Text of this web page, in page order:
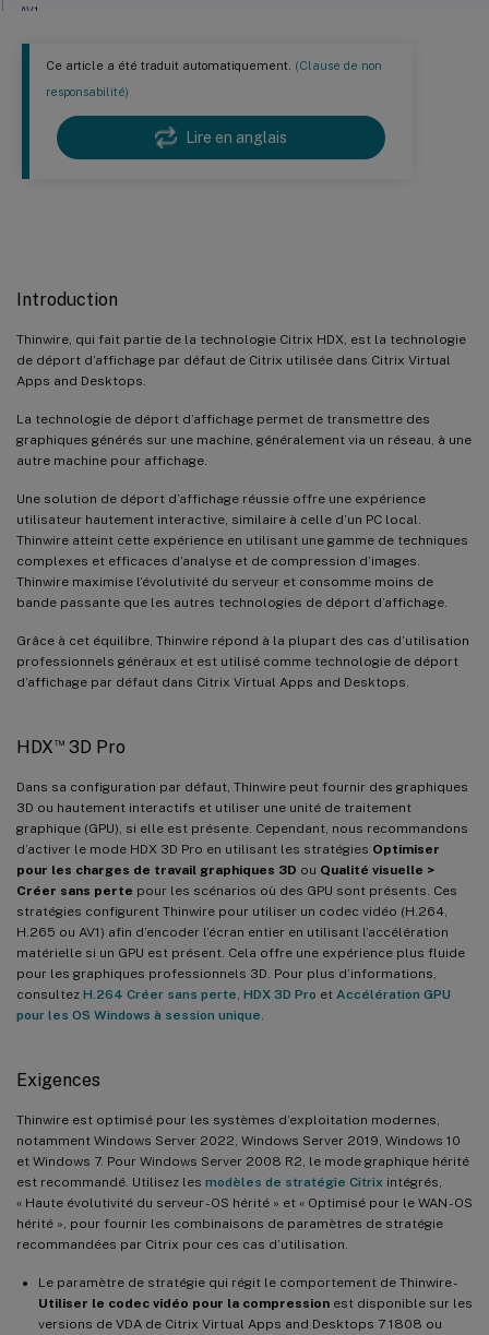
Ce article a été traduit automatiquement. (Clause de non
responsabilité)
Lire en anglais
Introduction
Thinwire, qui fait partie de la technologie Citrix HDX, est la technologie
de déport d’affichage par défaut de Citrix utilisée dans Citrix Virtual
Apps and Desktops.
La technologie de déport d’affichage permet de transmettre des
graphiques générés sur une machine, généralement via un réseau, à une
autre machine pour affichage.
Une solution de déport d’affichage réussie offre une expérience
utilisateur hautement interactive, similaire à celle d’un PC local.
Thinwire atteint cette expérience en utilisant une gamme de techniques
complexes et efficaces d’analyse et de compression d’images.
Thinwire maximise l’évolutivité du serveur et consomme moins de
bande passante que les autres technologies de déport d’affichage.
Grâce à cet équilibre, Thinwire répond à la plupart des cas d’utilisation
professionnels généraux et est utilisé comme technologie de déport
d’affichage par défaut dans Citrix Virtual Apps and Desktops.
HDX™3D Pro
Dans sa configuration par défaut, Thinwire peut fournir des graphiques
3D ou hautement interactifs et utiliser une unité de traitement
graphique (GPU), si elle est présente. Cependant, nous recommandons
d’activer le mode HDX 3D Pro en utilisant les stratégies Optimiser
pour les charges de travail graphiques 3D ou Qualité visuelle >
Créer sans perte pour les scénarios où des GPU sont présents. Ces
stratégies configurent Thinwire pour utiliser un codec vidéo (H.264,
H.265 ou AV1) afin d’encoder l’écran entier en utilisant l’accélération
matérielle si un GPU est présent. Cela offre une expérience plus fluide
pour les graphiques professionnels 3D. Pour plus d’informations,
consultez H.264 Créer sans perte HDX 3D Pro et Accélération GPU
pour les OS Windows à session unique
Exigences
Thinwire est optimisé pour les systèmes d’exploitation modernes,
notamment Windows Server 2022, Windows Server 2019, Windows 10
et Windows 7. Pour Windows Server 2008 R2, le mode graphique hérité
est recommandé. Utilisez les modèles de stratégie Citrix intégrés,
« Haute évolutivité du serveur - OS hérité » et « Optimisé pour le WAN - OS
hérité », pour fournir les combinaisons de paramètres de stratégie
recommandées par Citrix pour ces cas d’utilisation.
Le paramètre de stratégie qui régit le comportement de Thinwire -
Utiliser le codec vidéo pour la compression est disponible sur les
versions de VDA de Citrix Virtual Apps and Desktops 7 1808 ou
AV1
Sélection automatique du codec vidéo
Codec de compression sans perte (MDRLE)